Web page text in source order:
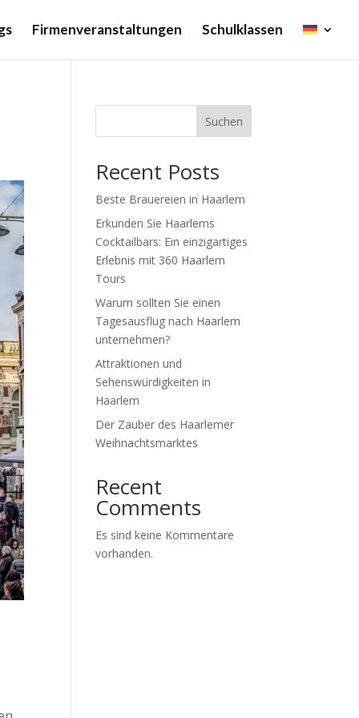
Firmenveranstaltungen Schulklassen
Suchen
Recent Posts
Beste Brauereien in Haarlem
Erkunden Sie Haarlems
Cocktailbars: Ein einzigartiges
Erlebnis mit 360 Haarlem
Tours
Warum sollten Sie einen
Tagesausflug nach Haarlem
unternehmen?
Attraktionen und
Sehenswürdigkeiten in
Haarlem
Der Zauber des Haarlemer
Weihnachtsmarktes
Recent
Comments
Es sind keine Kommentare
vorhanden.